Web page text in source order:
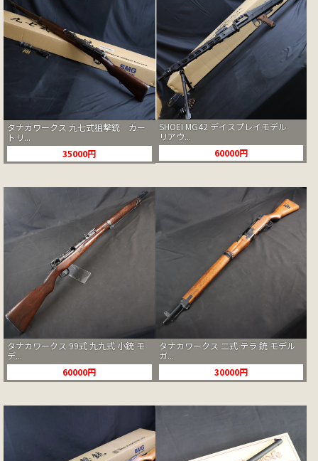
タナカワークス 九七式狙撃銃 カー
トリ...
35000円
SHOEI MG42 デイスプレイモデル
リアウ...
60000円
タナカワークス 99式 九九式 小銃 モ
デ...
60000円
タナカワークス 二式 テラ 銃 モデル
ガ...
30000円